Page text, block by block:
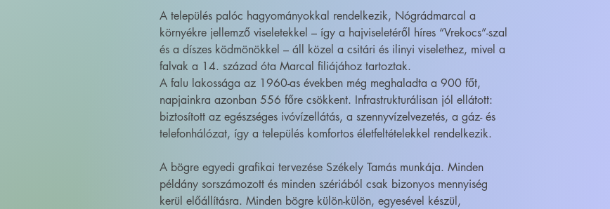
A település palóc hagyományokkal rendelkezik, Nógrádmarcal a
környékre jellemző viseletekkel – így a hajviseletéről híres “Vrekocs”-szal
és a díszes ködmönökkel – áll közel a csitári és ilinyi viselethez, mivel a
falvak a 14. század óta Marcal filiájához tartoztak.
A falu lakossága az 1960-as években még meghaladta a 900 főt,
napjainkra azonban 556 főre csökkent. Infrastrukturálisan jól ellátott:
biztosított az egészséges ivóvízellátás, a szennyvízelvezetés, a gáz- és
telefonhálózat, így a település komfortos életfeltételekkel rendelkezik.
A bögre egyedi grafikai tervezése Székely Tamás munkája. Minden
példány sorszámozott és minden szériából csak bizonyos mennyiség
kerül előállításra. Minden bögre külön-külön, egyesével készül,